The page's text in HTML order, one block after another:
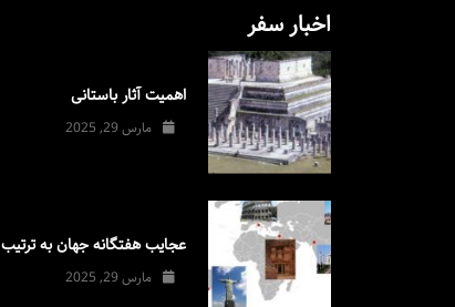
اخبار سفر
اهمیت آثار باستانی
مارس 29, 2025
عجایب هفتگانه جهان به ترتیب
مارس 29, 2025